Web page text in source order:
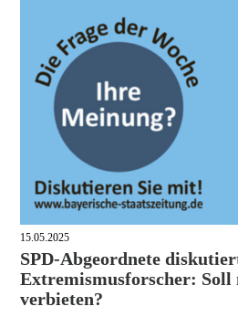
15.05.2025
SPD-Abgeordnete
Extremismusforscher: Soll
verbieten?